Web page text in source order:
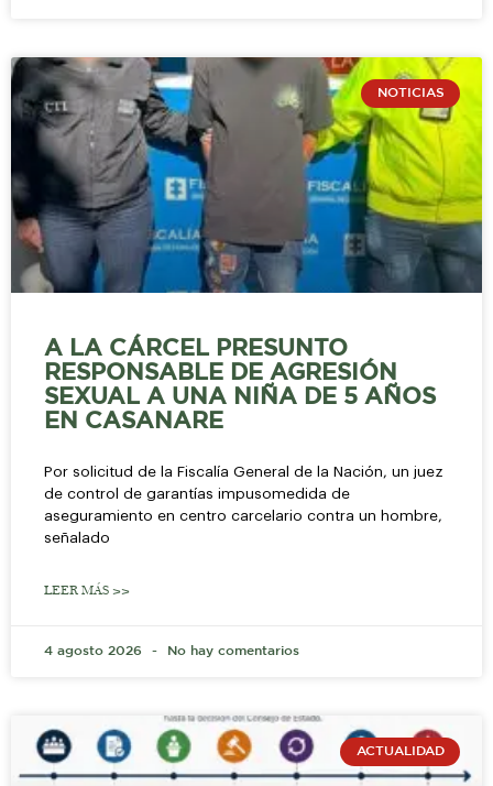
NOTICIAS
A LA CÁRCEL PRESUNTO
RESPONSABLE DE AGRESIÓN
SEXUAL A UNA NIÑA DE 5 AÑOS
EN CASANARE
Por solicitud de la Fiscalía General de la Nación, un juez
de control de garantías impusomedida de
aseguramiento en centro carcelario contra un hombre,
señalado
LEER MÁS >>
4 agosto 2026 No hay comentarios
ACTUALIDAD